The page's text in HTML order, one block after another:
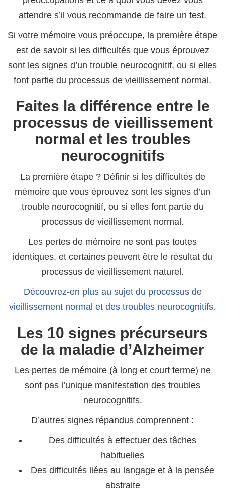
attendre s’il vous recommande de faire un test.
Si votre mémoire vous préoccupe, la première étape
est de savoir si les difficultés que vous éprouvez
sont les signes d’un trouble neurocognitif, ou si elles
font partie du processus de vieillissement normal.
Faites la différence entre le
processus de vieillissement
normal et les troubles
neurocognitifs
La première étape ? Définir si les difficultés de
mémoire que vous éprouvez sont les signes d’un
trouble neurocognitif, ou si elles font partie du
processus de vieillissement normal.
Les pertes de mémoire ne sont pas toutes
identiques, et certaines peuvent être le résultat du
processus de vieillissement naturel.
Découvrez-en plus au sujet du processus de
vieillissement normal et des troubles neurocognitifs.
Les 10 signes précurseurs
de la maladie d’Alzheimer
Les pertes de mémoire (à long et court terme) ne
sont pas l’unique manifestation des troubles
neurocognitifs.
D’autres signes répandus comprennent :
Des difficultés à effectuer des tâches
habituelles
Des difficultés liées au langage et à la pensée
abstraite